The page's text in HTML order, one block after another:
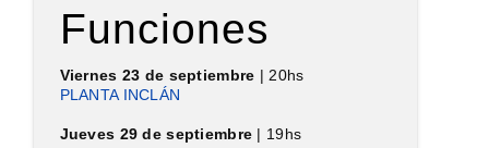
Funciones
Viernes 23 de septiembre | 20hs
PLANTA INCLÁN
Jueves 29 de septiembre | 19hs